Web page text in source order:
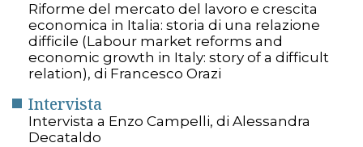
Riforme del mercato del lavoro e crescita
economica in Italia: storia di una relazione
difficile (Labour market reforms and
economic growth in Italy: story of a difficult
relation), di Francesco Orazi
Intervista
Intervista a Enzo Campelli, di Alessandra
Decataldo